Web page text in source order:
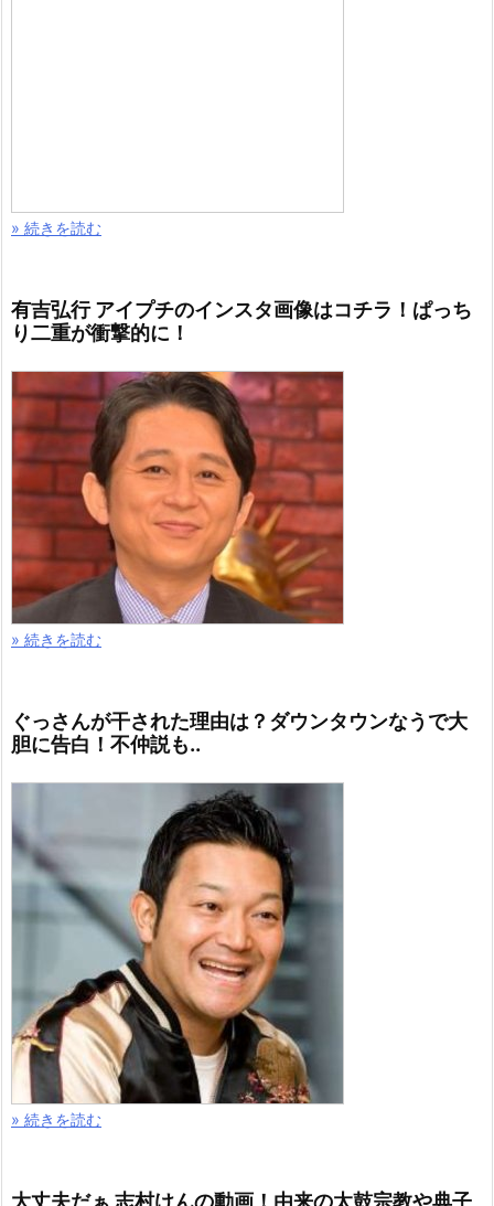
» 続きを読む
有吉弘行 アイプチのインスタ画像はコチラ！ぱっち
り二重が衝撃的に！
» 続きを読む
ぐっさんが干された理由は？ダウンタウンなうで大
胆に告白！不仲説も..
» 続きを読む
大丈夫だぁ 志村けんの動画！由来の太鼓宗教や典子